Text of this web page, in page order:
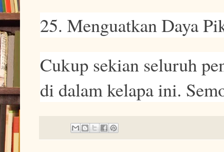
25. Menguatkan Daya
Cukup sekian seluruh
di dalam kelapa ini.